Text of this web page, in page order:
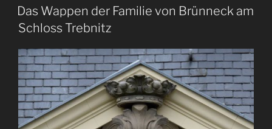
AM
Das Wappen der Familie von Brünneck am
Schloss Trebnitz